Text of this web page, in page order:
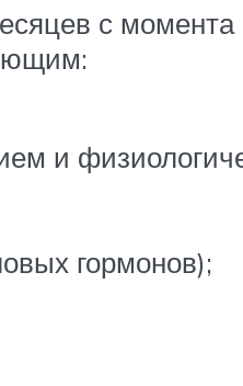
с момента
и
гормонов);